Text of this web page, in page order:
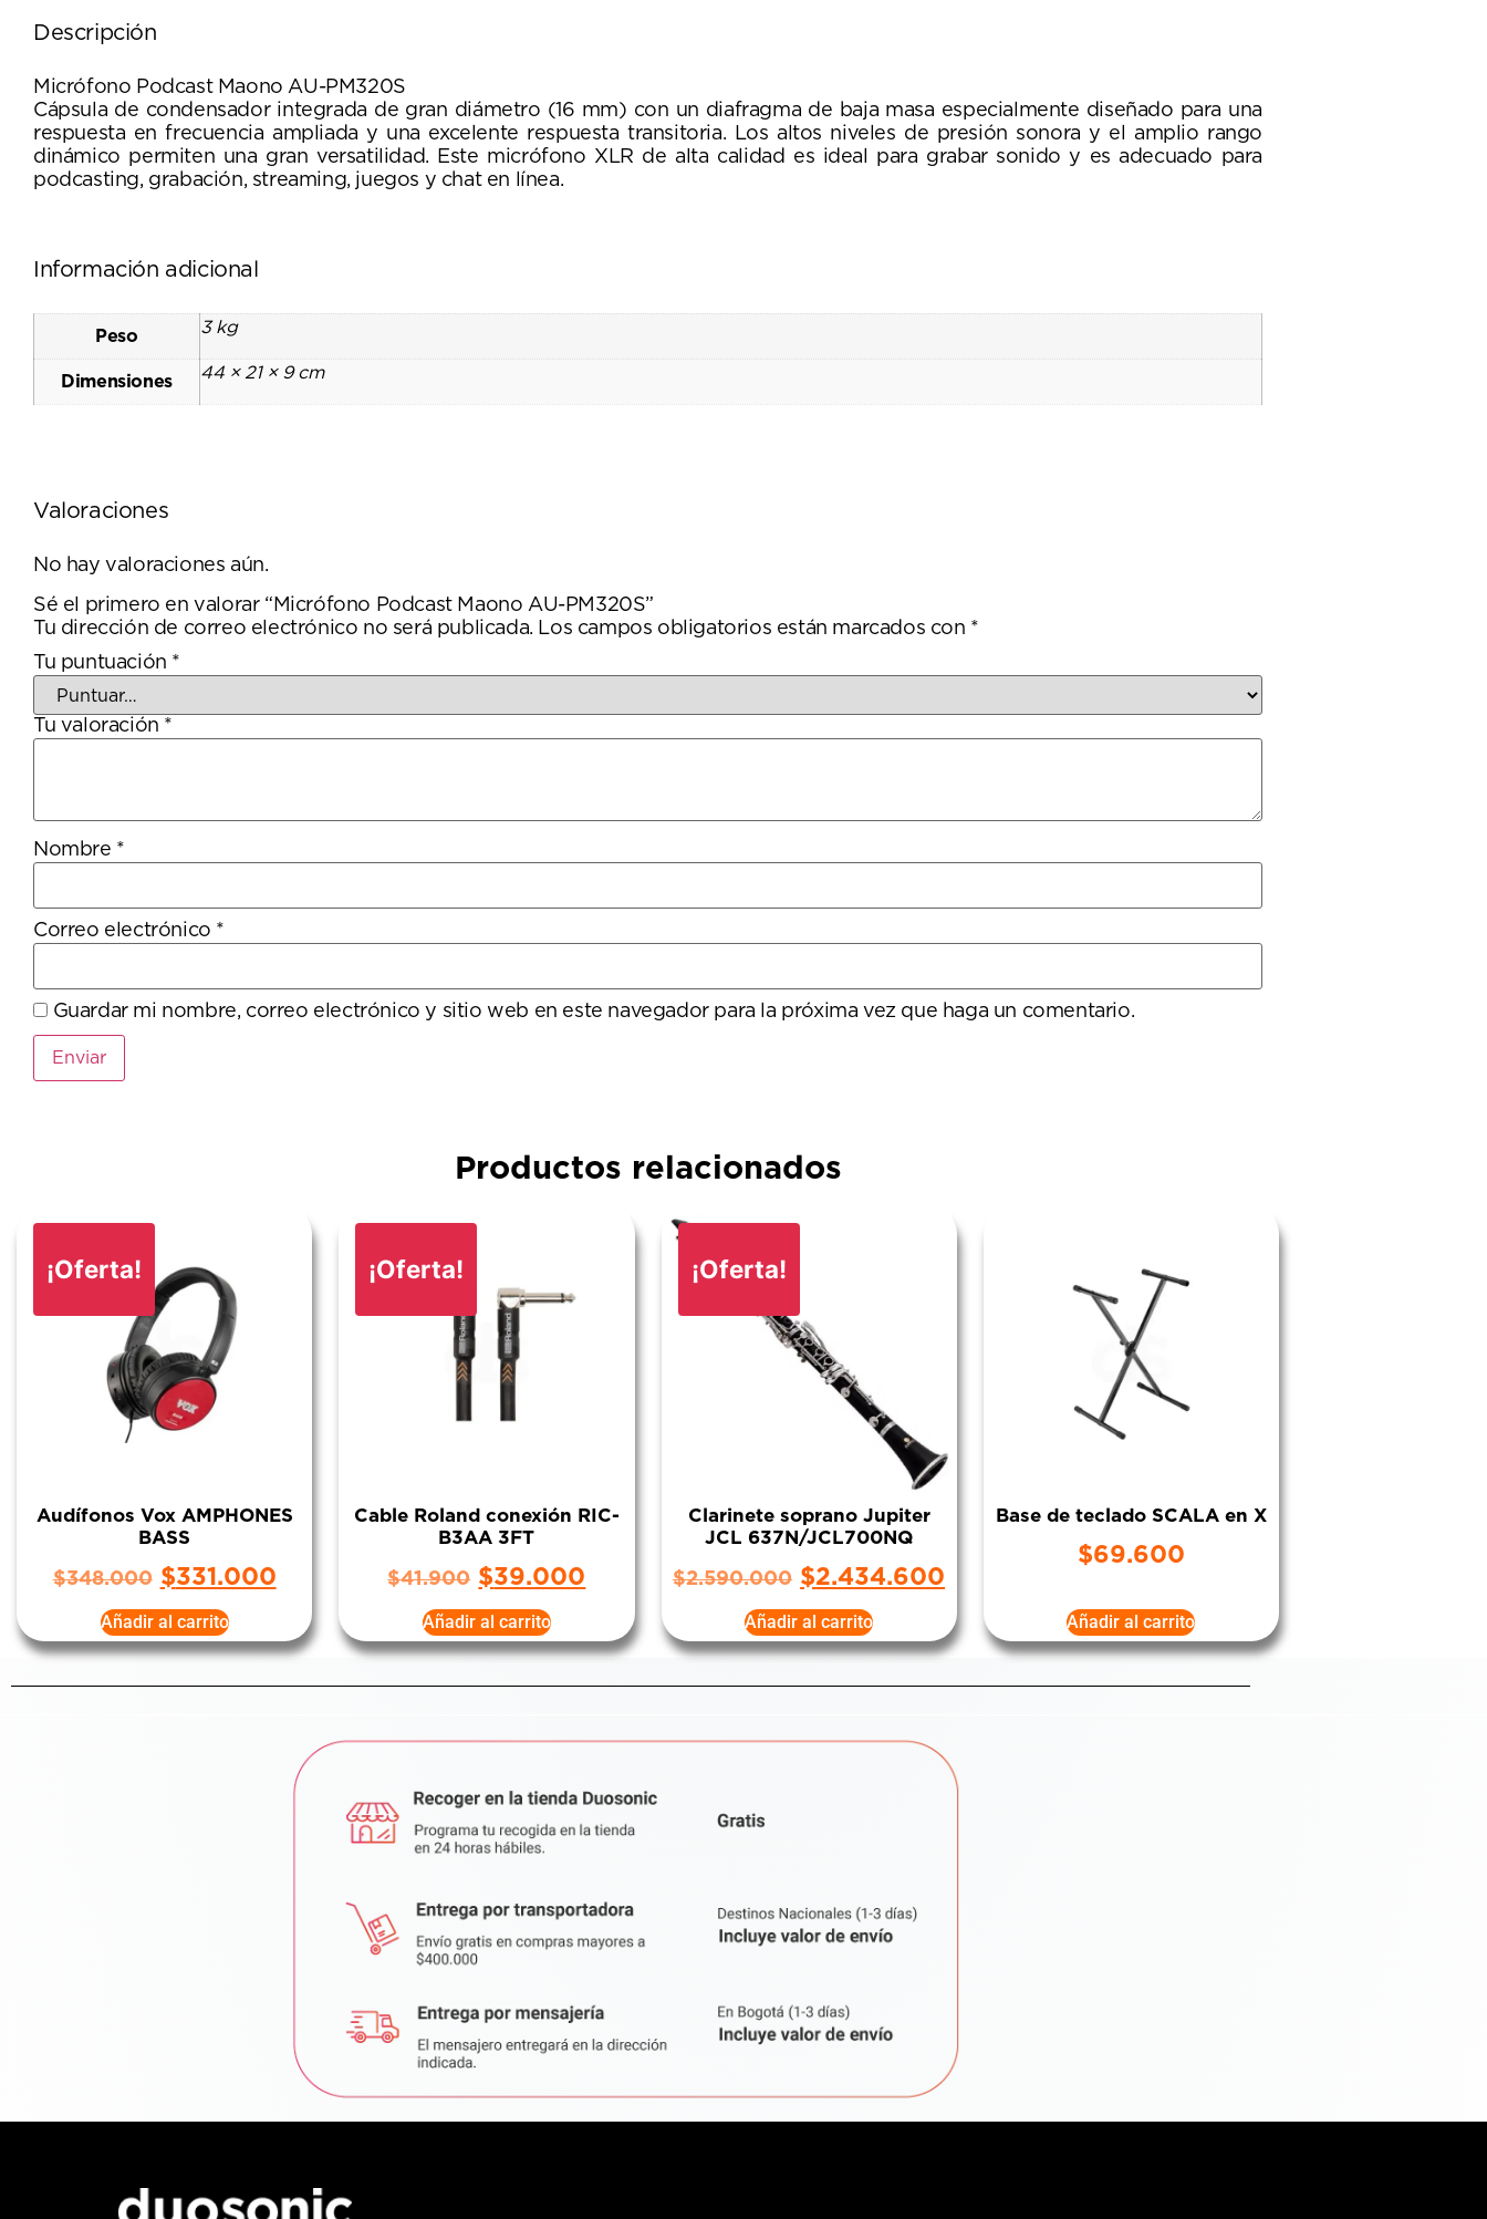
Descripción
Micrófono Podcast Maono AU-PM320S
Cápsula de condensador integrada de gran diámetro (16 mm) con un diafragma de baja masa especialmente diseñado para una
respuesta en frecuencia ampliada y una excelente respuesta transitoria. Los altos niveles de presión sonora y el amplio rango
dinámico permiten una gran versatilidad. Este micrófono XLR de alta calidad es ideal para grabar sonido y es adecuado para
podcasting, grabación, streaming, juegos y chat en línea.
Información adicional
Peso 3 kg
Dimensiones 44 × 21 × 9 cm
Valoraciones
No hay valoraciones aún.
Sé el primero en valorar “Micrófono Podcast Maono AU-PM320S”
Tu dirección de correo electrónico no será publicada. Los campos obligatorios están marcados con *
Tu puntuación *
Tu valoración *
Nombre *
Correo electrónico *
Guardar mi nombre, correo electrónico y sitio web en este navegador para la próxima vez que haga un comentario.
Productos relacionados
¡Oferta!
Audífonos Vox AMPHONES
BASS
$348.000 $331.000
Añadir al carrito
¡Oferta!
Cable Roland conexión RIC-
B3AA 3FT
$41.900 $39.000
Añadir al carrito
¡Oferta!
Clarinete soprano Jupiter
JCL 637N/JCL700NQ
$2.590.000 $2.434.600
Añadir al carrito
Base de teclado SCALA en X
$69.600
Añadir al carrito